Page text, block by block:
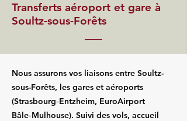
Transferts aéroport et gare à
Soultz-sous-Forêts
Nous assurons vos liaisons entre Soultz-
sous-Forêts, les gares et aéroports
(Strasbourg‑Entzheim, EuroAirport
Bâle‑Mulhouse). Suivi des vols, accueil